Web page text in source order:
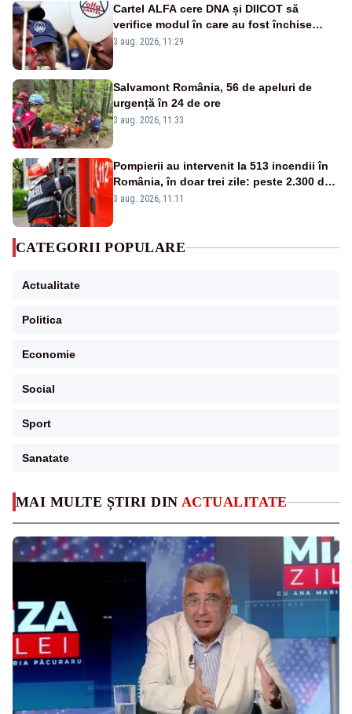
MAI MULTE ȘTIRI DIN ACTUALITATE
Cartel ALFA cere DNA și DIICOT să
verifice modul în care au fost închise
centralele pe cărbune
3 aug. 2026, 11:29
Salvamont România, 56 de apeluri de
urgență în 24 de ore
3 aug. 2026, 11:33
Pompierii au intervenit la 513 incendii în
România, în doar trei zile: peste 2.300 de
hectare de teren au fost afectate
3 aug. 2026, 11:11
CATEGORII POPULARE
Actualitate
Politica
Economie
Social
Sport
Sanatate